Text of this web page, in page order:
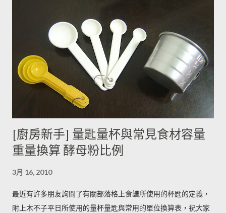
含量超標的跡象。 此外在壓力環境下生長與光線曝曬環境，都可
能引起生物鹼含量倍增，甚至到正常量(每100公克馬鈴薯含2~15
毫克生物鹼)的三倍。 (書中提到的壓力環境下生長，木不子不是
很了解壓力環境的定義，歡迎有種植經驗的朋友分享。) ◆ 馬鈴
薯應該如何正確儲藏？ 1. 放在陰暗角落避免受光線照射持續增加
生物鹼。 2. 別放進冰箱冷藏，低溫冷藏儲存過的馬鈴薯，切開後
烹煮變黑的情形較常溫儲存的馬鈴薯嚴重。 2014/12/12修正，
木不子誤解《食物與廚藝 蔬果、香料、穀物》 P82~85的文字
意義，請大家掠過這段說法。自己的經驗是冰過的馬鈴薯煮完比
較容易發黑，但是目前還找不到相關的原因。歡迎大家提供。 3.
淨蒸熟，接著再依據料理需求切塊或壓泥分裝，送入冷凍庫冷
凍。必須注意的是，在馬鈴薯冷凍的過程，水分會與澱粉脫離，
所以解凍馬鈴薯塊時馬鈴薯會出水，不同的馬鈴薯品種，出水程
[廚房新手] 量匙量杯與常見食材容量
重量換算 酵母粉比例
3月 16, 2010
最近有許多朋友詢問了有關部落格上食譜所使用的杯匙的定義，
附上木不子平日所使用的量杯量匙與常用的單位換算表，祝大家